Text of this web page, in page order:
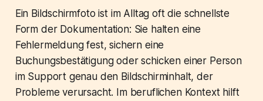
Ein Bildschirmfoto ist im Alltag oft die schnellste
Form der Dokumentation: Sie halten eine
Fehlermeldung fest, sichern eine
Buchungsbestätigung oder schicken einer Person
im Support genau den Bildschirminhalt, der
Probleme verursacht. Im beruflichen Kontext hilft